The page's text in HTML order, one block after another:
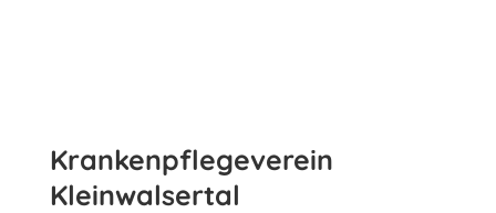
Krankenpflegeverein
Kleinwalsertal